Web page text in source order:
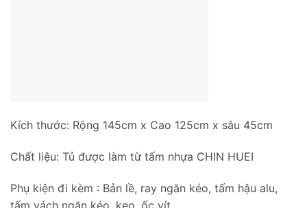
Kích thước: Rộng 145cm x Cao 125cm x sâu 45cm
Chất liệu: Tủ được làm từ tấm nhựa CHIN HUEI
Phụ kiện đi kèm : Bản lề, ray ngăn kéo, tấm hậu alu,
tấm vách ngăn kéo, keo, ốc vít….